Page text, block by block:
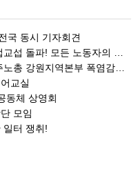
국 동시 기자회견
노동기본권 쟁취! 민주노총 7.15 총파업대회
역본부 폭염감시단 선포 기자회견
교실
동체 상영회
모임
일터 쟁취!